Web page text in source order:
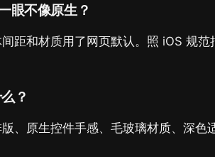
眼不像原生？
距和材质用了网页默认。照 iOS 规
？
、原生控件手感、毛玻璃材质、深色